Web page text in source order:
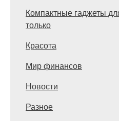
Компактные гаджеты
только
Красота
Мир финансов
Новости
Разное